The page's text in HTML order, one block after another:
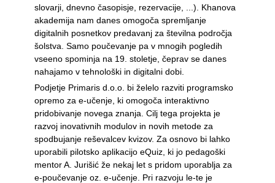
slovarji, dnevno časopisje, rezervacije, ...). Khanova
akademija nam danes omogoča spremljanje
digitalnih posnetkov predavanj za številna področja
šolstva. Samo poučevanje pa v mnogih pogledih
vseeno spominja na 19. stoletje, čeprav se danes
nahajamo v tehnološki in digitalni dobi.
Podjetje Primaris d.o.o. bi želelo razviti programsko
opremo za e-učenje, ki omogoča interaktivno
pridobivanje novega znanja. Cilj tega projekta je
razvoj inovativnih modulov in novih metode za
spodbujanje reševalcev kvizov. Za osnovo bi lahko
uporabili pilotsko aplikacijo eQuiz, ki jo pedagoški
mentor A. Jurišić že nekaj let s pridom uporablja za
e-poučevanje oz. e-učenje. Pri razvoju le-te je